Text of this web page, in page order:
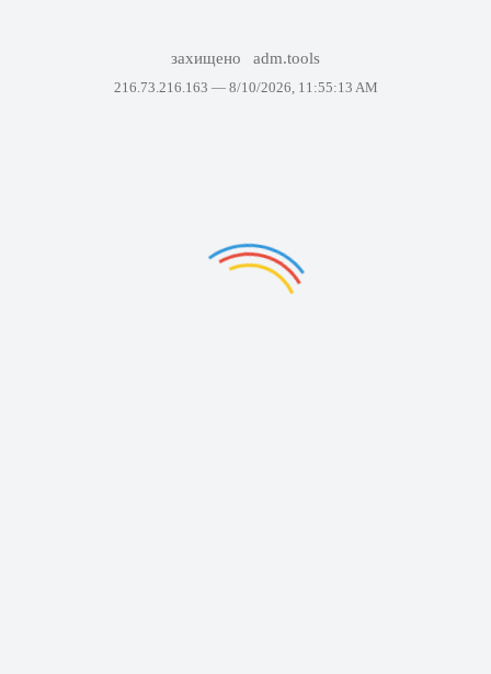
захищено adm.tools
216.73.216.163 — 8/10/2026, 11:55:13 AM